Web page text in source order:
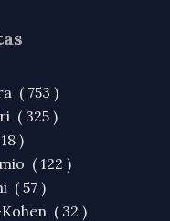
( 753 )
( 325 )
)
( 122 )
( 57 )
( 32 )